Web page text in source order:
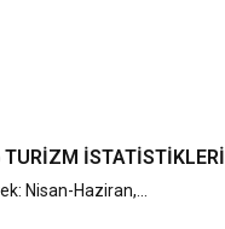
İSTATISTIKLERI
Nisan-Haziran,...